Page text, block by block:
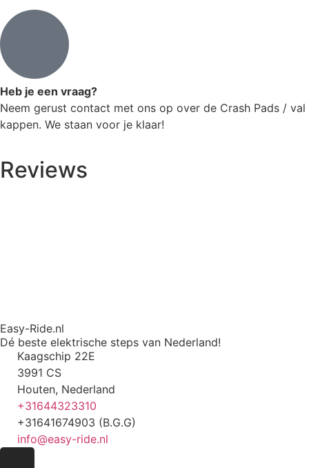
Heb je een vraag?
Neem gerust contact met ons op over de Crash Pads / val
kappen. We staan voor je klaar!
Reviews
Easy-Ride.nl
Dé beste elektrische steps van Nederland!
Kaagschip 22E
3991 CS
Houten, Nederland
+31644323310
+31641674903 (B.G.G)
info@easy-ride.nl